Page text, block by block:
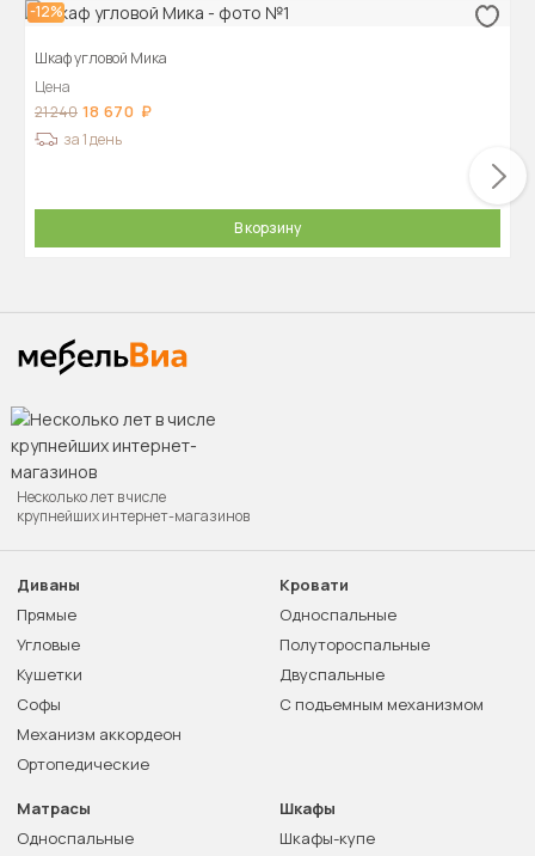
-12%
Шкаф угловой Мика
Цена
21 240 18 670
за 1 день
В корзину
Несколько лет в числе
крупнейших интернет-магазинов
Диваны
Прямые
Угловые
Кушетки
Софы
Механизм аккордеон
Ортопедические
Кровати
Односпальные
Полутороспальные
Двуспальные
С подъемным механизмом
Матрасы
Односпальные
Шкафы
Шкафы-купе